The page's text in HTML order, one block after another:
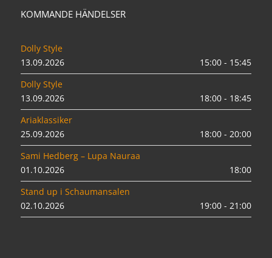
KOMMANDE HÄNDELSER
Dolly Style
13.09.2026
15:00 - 15:45
Dolly Style
13.09.2026
18:00 - 18:45
Ariaklassiker
25.09.2026
18:00 - 20:00
Sami Hedberg – Lupa Nauraa
01.10.2026
18:00
Stand up i Schaumansalen
02.10.2026
19:00 - 21:00